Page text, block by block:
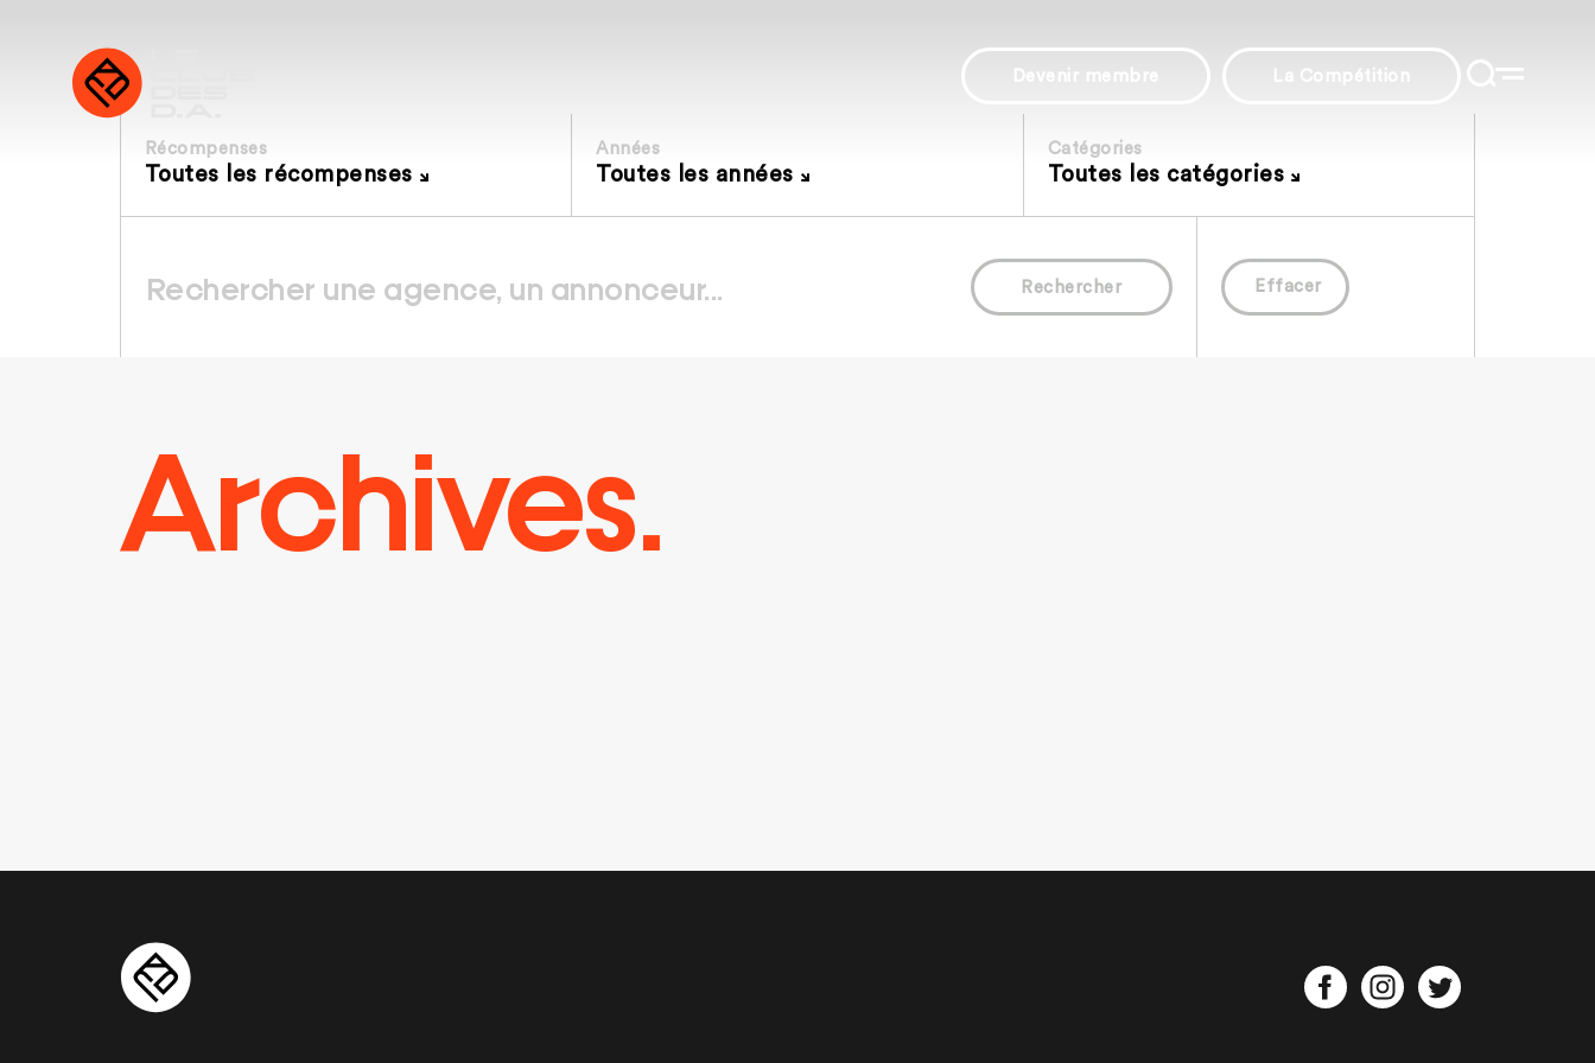
Devenir membre La Compétition
Récompenses
Toutes les récompenses
Années
Toutes les années
Catégories
Toutes les catégories
Rechercher Effacer
Archives.